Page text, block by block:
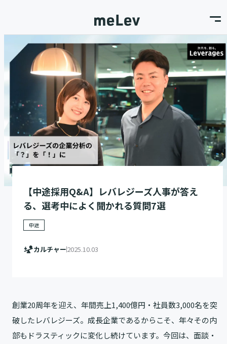
【中途採用Q&A】レバレジーズ人事が答え
る、選考中によく聞かれる質問7選
中途
カルチャー2025.10.03
創業20周年を迎え、年間売上1,400億円・社員数3,000名を突
破したレバレジーズ。成長企業であるからこそ、年々その内
部もドラスティックに変化し続けています。今回は、面談・